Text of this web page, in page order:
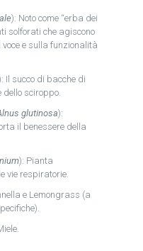
): Noto come “erba dei
solforati che agiscono
e sulla funzionalità
Il succo di bacche di
sciroppo.
glutinosa):
il benessere della
): Pianta
vie respiratorie.
e Lemongrass (a